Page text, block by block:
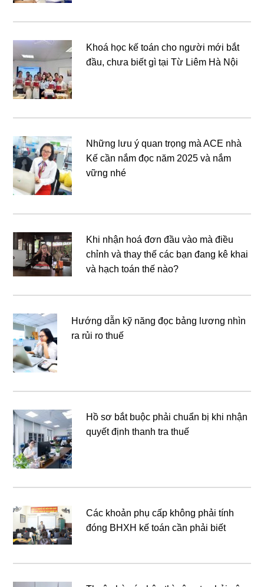
Khoá học kế toán cho người mới bắt
đầu, chưa biết gì tại Từ Liêm Hà Nội
Những lưu ý quan trọng mà ACE nhà
Kế cần nắm đọc năm 2025 và nắm
vững nhé
Khi nhận hoá đơn đầu vào mà điều
chỉnh và thay thế các bạn đang kê khai
và hạch toán thế nào?
Hướng dẫn kỹ năng đọc bảng lương nhìn
ra rủi ro thuế
Hồ sơ bắt buộc phải chuẩn bị khi nhận
quyết định thanh tra thuế
Các khoản phụ cấp không phải tính
đóng BHXH kế toán cần phải biết